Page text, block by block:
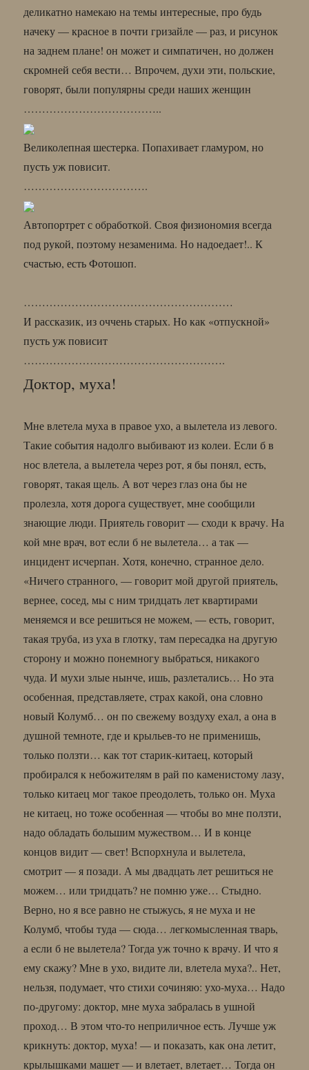
деликатно намекаю на темы интересные, про будь
начеку — красное в почти гризайле — раз, и рисунок
на заднем плане! он может и симпатичен, но должен
скромней себя вести… Впрочем, духи эти, польские,
говорят, были популярны среди наших женщин
………………………………..
Великолепная шестерка. Попахивает гламуром, но
пусть уж повисит.
…………………………….
Автопортрет с обработкой. Своя физиономия всегда
под рукой, поэтому незаменима. Но надоедает!.. К
счастью, есть Фотошоп.
…………………………………………………
И рассказик, из оччень старых. Но как «отпускной»
пусть уж повисит
……………………………………………….
Доктор, муха!
Мне влетела муха в правое ухо, а вылетела из левого.
Такие события надолго выбивают из колеи. Если б в
нос влетела, а вылетела через рот, я бы понял, есть,
говорят, такая щель. А вот через глаз она бы не
пролезла, хотя дорога существует, мне сообщили
знающие люди. Приятель говорит — сходи к врачу. На
кой мне врач, вот если б не вылетела… а так —
инцидент исчерпан. Хотя, конечно, странное дело.
«Ничего странного, — говорит мой другой приятель,
вернее, сосед, мы с ним тридцать лет квартирами
меняемся и все решиться не можем, — есть, говорит,
такая труба, из уха в глотку, там пересадка на другую
сторону и можно понемногу выбраться, никакого
чуда. И мухи злые нынче, ишь, разлетались… Но эта
особенная, представляете, страх какой, она словно
новый Колумб… он по свежему воздуху ехал, а она в
душной темноте, где и крыльев-то не применишь,
только ползти… как тот старик-китаец, который
пробирался к небожителям в рай по каменистому лазу,
только китаец мог такое преодолеть, только он. Муха
не китаец, но тоже особенная — чтобы во мне ползти,
надо обладать большим мужеством… И в конце
концов видит — свет! Вспорхнула и вылетела,
смотрит — я позади. А мы двадцать лет решиться не
можем… или тридцать? не помню уже… Стыдно.
Верно, но я все равно не стыжусь, я не муха и не
Колумб, чтобы туда — сюда… легкомысленная тварь,
а если б не вылетела? Тогда уж точно к врачу. И что я
ему скажу? Мне в ухо, видите ли, влетела муха?.. Нет,
нельзя, подумает, что стихи сочиняю: ухо-муха… Надо
по-другому: доктор, мне муха забралась в ушной
проход… В этом что-то неприличное есть. Лучше уж
крикнуть: доктор, муха! — и показать, как она летит,
крылышками машет — и влетает, влетает… Тогда он